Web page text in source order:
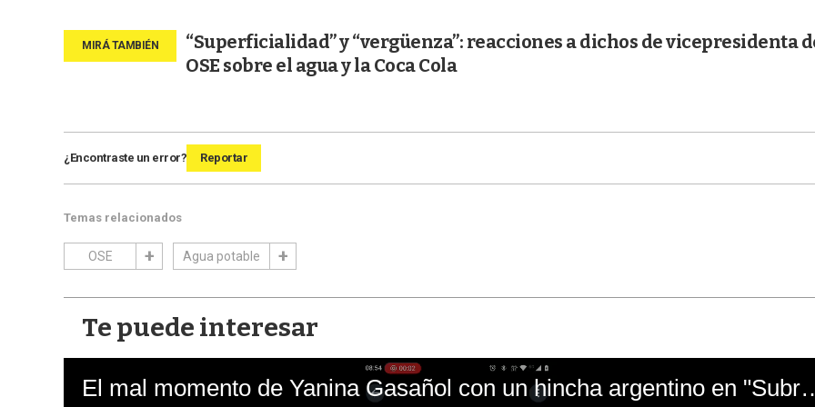
“Superficialidad” y “vergüenza”: reacciones a dichos de vicepresidenta
OSE sobre el agua y la Coca Cola
¿Encontraste un error? Reportar
Temas relacionados
OSE Agua potable
Te puede interesar
El mal momento de Yanina